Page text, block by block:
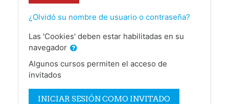
¿Olvidó su nombre de usuario o contraseña?
Las 'Cookies' deben estar habilitadas en su
navegador
Algunos cursos permiten el acceso de
invitados
INICIAR SESIÓN COMO INVITADO